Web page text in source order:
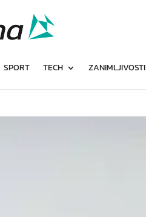
SPORT TECH ZANIMLJIVOSTI